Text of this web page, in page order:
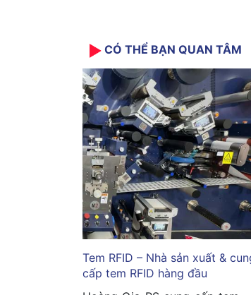
CÓ THỂ BẠN QUAN TÂM
Tem RFID – Nhà sản xuất &
cấp tem RFID hàng đầu